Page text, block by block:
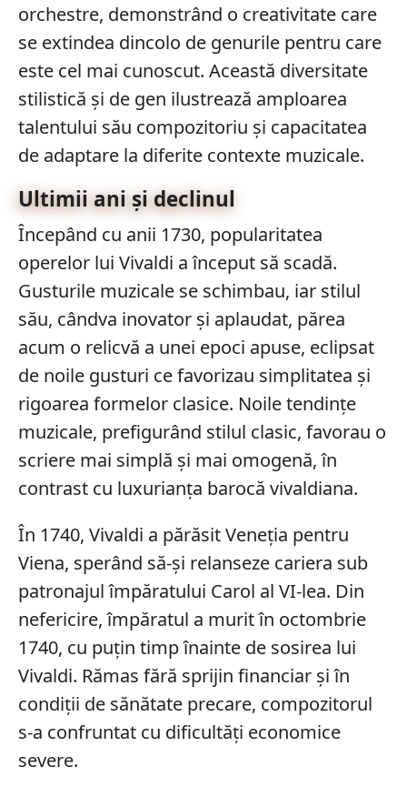
orchestre, demonstrând o creativitate care
se extindea dincolo de genurile pentru care
este cel mai cunoscut. Această diversitate
stilistică și de gen ilustrează amploarea
talentului său compozitoriu și capacitatea
de adaptare la diferite contexte muzicale.
Ultimii ani şi declinul
Începând cu anii 1730, popularitatea
operelor lui Vivaldi a început să scadă.
Gusturile muzicale se schimbau, iar stilul
său, cândva inovator și aplaudat, părea
acum o relicvă a unei epoci apuse, eclipsat
de noile gusturi ce favorizau simplitatea și
rigoarea formelor clasice. Noile tendințe
muzicale, prefigurând stilul clasic, favorau o
scriere mai simplă şi mai omogenă, în
contrast cu luxurianța barocă vivaldiana.
În 1740, Vivaldi a părăsit Veneția pentru
Viena, sperând să-și relanseze cariera sub
patronajul împăratului Carol al VI-lea. Din
nefericire, împăratul a murit în octombrie
1740, cu puţin timp înainte de sosirea lui
Vivaldi. Rămas fără sprijin financiar și în
condiții de sănătate precare, compozitorul
s-a confruntat cu dificultăți economice
severe.